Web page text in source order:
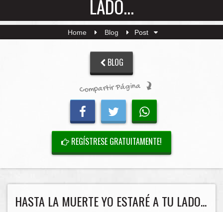
LADO...
Home Blog Post
BLOG
Compartir Página
REGÍSTRESE GRATUITAMENTE!
HASTA LA MUERTE YO ESTARÉ A TU LADO...